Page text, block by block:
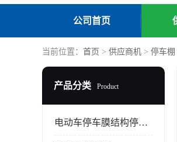
公司首页
当前位置： 首页 > 供应商机 > 停车棚
产品分类 Product
电动车停车膜结构停车棚